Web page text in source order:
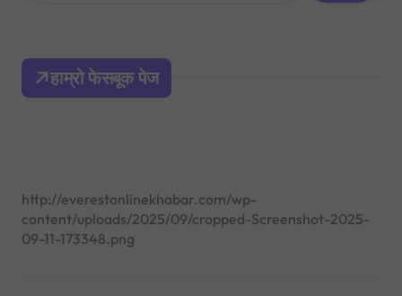
h
o
हाम्रो फेसबूक पेज
http://everestonlinekhabar.com/wp-
content/uploads/2025/09/cropped-Screenshot-2025-
09-11-173348.png